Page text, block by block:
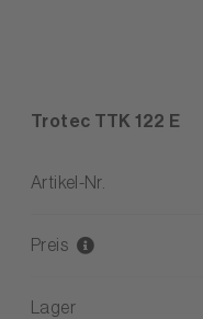
Trotec TTK 122 E
Artikel-Nr.
Preis
Lager